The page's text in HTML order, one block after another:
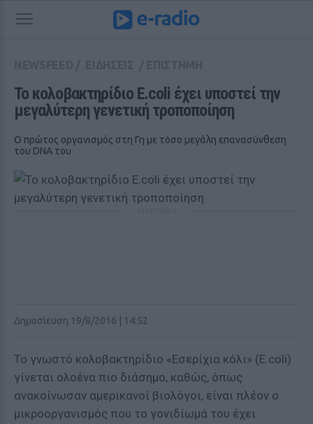
Το κολοβακτηρίδιο E.coli έχει υποστεί την
μεγαλύτερη γενετική τροποποίηση
Ο πρώτος οργανισμός στη Γη με τόσο μεγάλη επανασύνθεση
του DNA του
Δημοσίευση 19/8/2016 | 14:52
Το γνωστό κολοβακτηρίδιο «Εσερίχια κόλι» (E.coli)
γίνεται ολοένα πιο διάσημο, καθώς, όπως
ανακοίνωσαν αμερικανοί βιολόγοι, είναι πλέον ο
μικροοργανισμός που το γονιδίωμά του έχει